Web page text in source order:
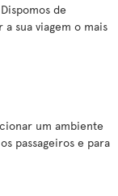
de
sua viagem o mais
um ambiente
passageiros e para